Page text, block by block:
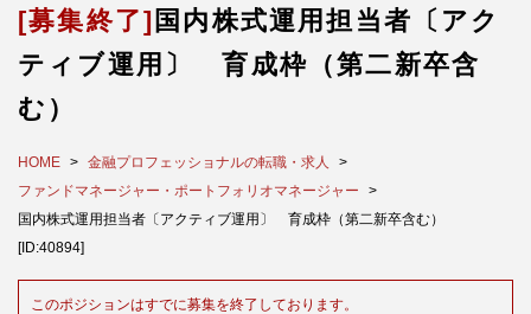
[募集終了] 国内株式運用担当者〔アク
ティブ運用〕 育成枠（第二新卒含
む）
HOME
金融プロフェッショナルの転職・求人
ファンドマネージャー・ポートフォリオマネージャー
国内株式運用担当者〔アクティブ運用〕 育成枠（第二新卒含む）
[ID:40894]
このポジションはすでに募集を終了しております。